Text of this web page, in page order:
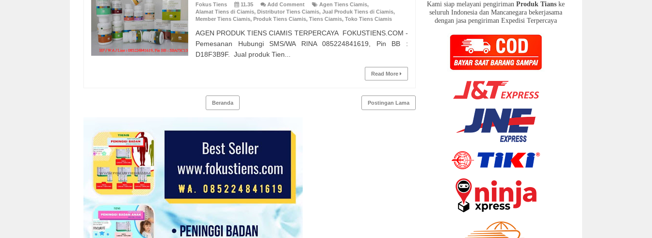
Fokus Tiens 11.35 Add Comment Agen Tiens Ciamis,
Alamat Tiens di Ciamis, Distributor Tiens Ciamis, Jual Produk Tiens di Ciamis,
Member Tiens Ciamis, Produk Tiens Ciamis, Tiens Ciamis, Toko Tiens Ciamis
AGEN PRODUK TIENS CIAMIS TERPERCAYA FOKUSTIENS.COM -
Pemesanan Hubungi SMS/WA RINA 085224841619, Pin BB :
D18F3B9F. Jual produk Tien...
Read More
Postingan Lama
Beranda
Kami siap melayani pengiriman Produk Tians ke
seluruh Indonesia dan Mancanegara bekerjasama
dengan jasa pengiriman Expedisi Terpercaya